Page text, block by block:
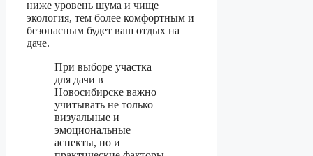
ниже уровень шума и чище
экология, тем более комфортным и
безопасным будет ваш отдых на
даче.
При выборе участка
для дачи в
Новосибирске важно
учитывать не только
визуальные и
эмоциональные
аспекты, но и